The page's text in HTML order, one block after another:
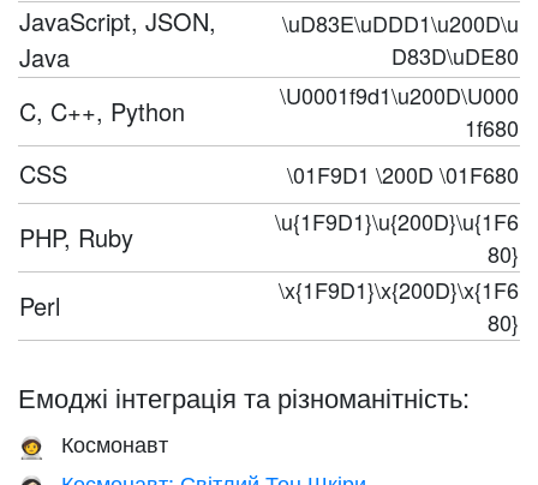
JavaScript, JSON,
Java
\uD83E\uDDD1\u200D\u
D83D\uDE80
C, C++, Python
\U0001f9d1\u200D\U000
1f680
CSS \01F9D1 \200D \01F680
PHP, Ruby
\u{1F9D1}\u{200D}\u{1F6
80}
Perl
\x{1F9D1}\x{200D}\x{1F6
80}
Емоджі інтеграція та різноманітність:
🧑‍🚀 Космонавт